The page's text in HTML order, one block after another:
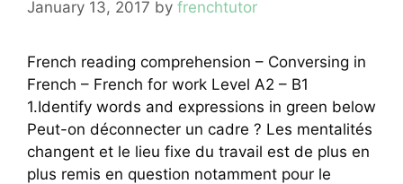
January 13, 2017 by frenchtutor
French reading comprehension – Conversing in
French – French for work Level A2 – B1
1.Identify words and expressions in green below
Peut-on déconnecter un cadre ? Les mentalités
changent et le lieu fixe du travail est de plus en
plus remis en question notamment pour le